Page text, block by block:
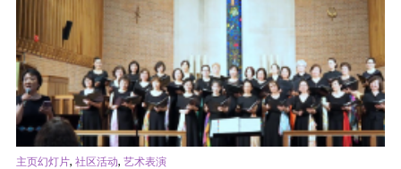
主页幻灯片, 社区活动, 艺术表演